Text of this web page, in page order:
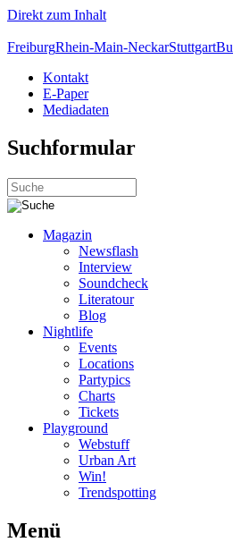
Direkt zum Inhalt
FreiburgRhein-Main-NeckarStuttgart
Kontakt
E-Paper
Mediadaten
Suchformular
Magazin
Newsflash
Interview
Soundcheck
Literatour
Blog
Nightlife
Events
Locations
Partypics
Charts
Tickets
Playground
Webstuff
Urban Art
Win!
Trendspotting
Menü